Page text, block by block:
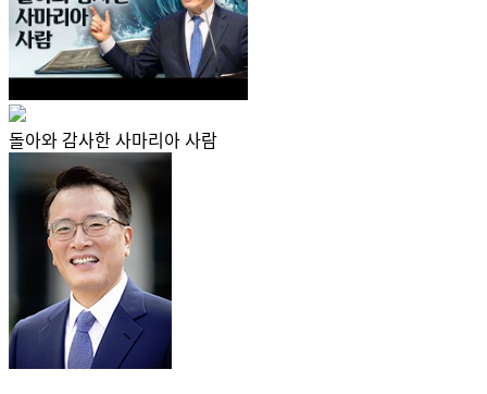
돌아와 감사한 사마리아 사람